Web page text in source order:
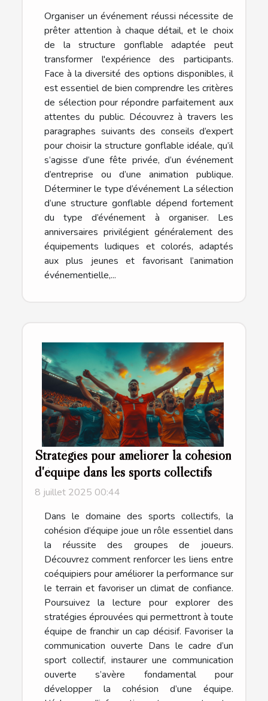
Organiser un événement réussi nécessite de
prêter attention à chaque détail, et le choix
de la structure gonflable adaptée peut
transformer l'expérience des participants.
Face à la diversité des options disponibles, il
est essentiel de bien comprendre les critères
de sélection pour répondre parfaitement aux
attentes du public. Découvrez à travers les
paragraphes suivants des conseils d’expert
pour choisir la structure gonflable idéale, qu’il
s’agisse d’une fête privée, d’un événement
d’entreprise ou d’une animation publique.
Déterminer le type d’événement La sélection
d’une structure gonflable dépend fortement
du type d’événement à organiser. Les
anniversaires privilégient généralement des
équipements ludiques et colorés, adaptés
aux plus jeunes et favorisant l’animation
événementielle,...
Stratégies pour améliorer la cohésion
d'équipe dans les sports collectifs
8 juillet 2025 00:44
Dans le domaine des sports collectifs, la
cohésion d’équipe joue un rôle essentiel dans
la réussite des groupes de joueurs.
Découvrez comment renforcer les liens entre
coéquipiers pour améliorer la performance sur
le terrain et favoriser un climat de confiance.
Poursuivez la lecture pour explorer des
stratégies éprouvées qui permettront à toute
équipe de franchir un cap décisif. Favoriser la
communication ouverte Dans le cadre d’un
sport collectif, instaurer une communication
ouverte s’avère fondamental pour
développer la cohésion d’une équipe.